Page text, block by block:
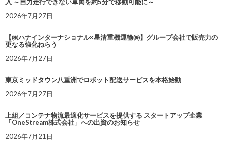
2026年7月27日
【㈱ハナインターナショナル×星清重機運輸㈱】グループ会社で販売力の
更なる強化ねらう
2026年7月27日
東京ミッドタウン八重洲でロボット配送サービスを本格始動
2026年7月27日
上組／コンテナ物流最適化サービスを提供する スタートアップ企業
「OneStream株式会社」への出資のお知らせ
2026年7月21日